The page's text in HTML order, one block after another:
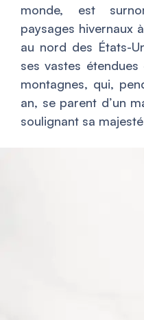
monde, est
paysages hivernaux
au nord des États-
ses vastes
montagnes, qui,
an, se parent d’un
soulignant sa